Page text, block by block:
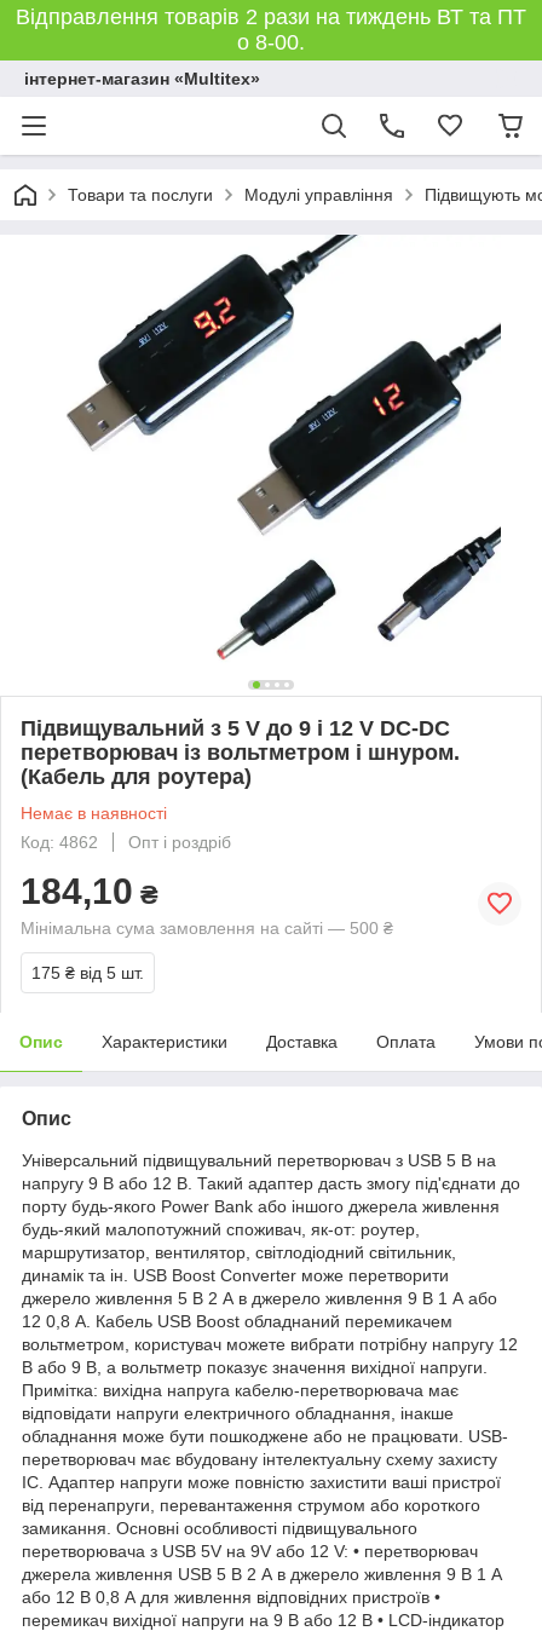
Відправлення товарів 2 рази на тиждень ВТ та ПТ
о 8-00.
інтернет-магазин «Multitex»
Товари та послуги Модулі управління Підвищують
Підвищувальний з 5 V до 9 і 12 V DC-DC
перетворювач із вольтметром і шнуром.
(Кабель для роутера)
Немає в наявності
Код: 4862
Опт і роздріб
184,10 ₴
Мінімальна сума замовлення на сайті — 500 ₴
175 ₴ від 5 шт.
Опис Характеристики Доставка Оплата Умови
Опис
Універсальний підвищувальний перетворювач з USB 5 В на
напругу 9 В або 12 В. Такий адаптер дасть змогу під'єднати до
порту будь-якого Power Bank або іншого джерела живлення
будь-який малопотужний споживач, як-от: роутер,
маршрутизатор, вентилятор, світлодіодний світильник,
динамік та ін. USB Boost Converter може перетворити
джерело живлення 5 В 2 А в джерело живлення 9 В 1 А або
12 0,8 А. Кабель USB Boost обладнаний перемикачем
вольтметром, користувач можете вибрати потрібну напругу 12
В або 9 В, а вольтметр показує значення вихідної напруги.
Примітка: вихідна напруга кабелю-перетворювача має
відповідати напруги електричного обладнання, інакше
обладнання може бути пошкоджене або не працювати. USB-
перетворювач має вбудовану інтелектуальну схему захисту
IC. Адаптер напруги може повністю захистити ваші пристрої
від перенапруги, перевантаження струмом або короткого
замикання. Основні особливості підвищувального
перетворювача з USB 5V на 9V або 12 V: • перетворювач
джерела живлення USB 5 В 2 А в джерело живлення 9 В 1 А
або 12 В 0,8 А для живлення відповідних пристроїв •
перемикач вихідної напруги на 9 В або 12 В • LCD-індикатор